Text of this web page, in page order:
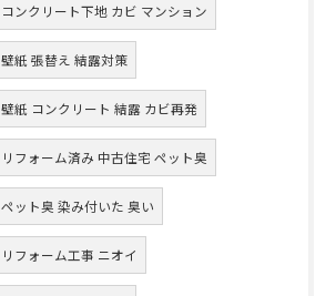
コンクリート下地 カビ マンション
壁紙 張替え 結露対策
壁紙 コンクリート 結露 カビ再発
リフォーム済み 中古住宅 ペット臭
ペット臭 染み付いた 臭い
リフォーム工事 ニオイ